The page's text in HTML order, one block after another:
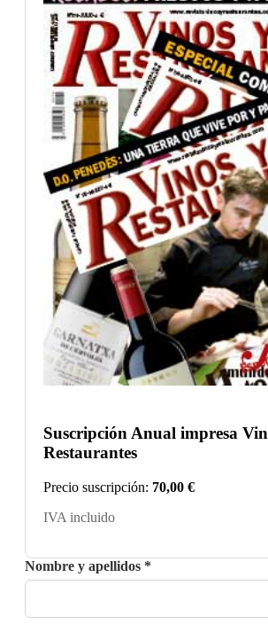
Suscripción Anual impresa
Restaurantes
Precio suscripción: 70,00 €
IVA incluido
Nombre y apellidos *